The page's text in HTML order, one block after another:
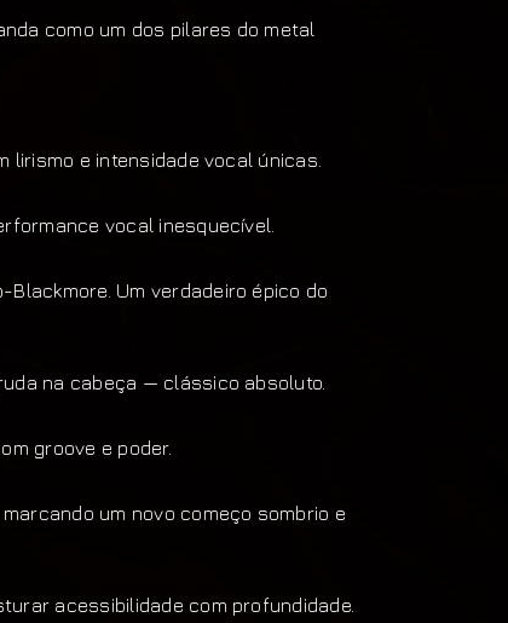
como um dos pilares do metal
lirismo e intensidade vocal únicas.
vocal inesquecível.
Um verdadeiro épico do
na cabeça — clássico absoluto.
groove e poder.
um novo começo sombrio e
acessibilidade com profundidade.